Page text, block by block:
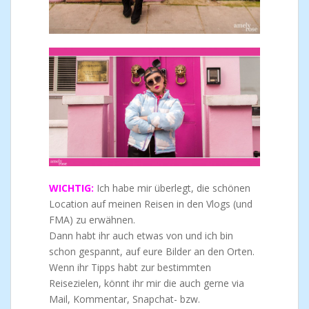
WICHTIG: Ich habe mir überlegt, die schönen
Location auf meinen Reisen in den Vlogs (und
FMA) zu erwähnen.
Dann habt ihr auch etwas von und ich bin
schon gespannt, auf eure Bilder an den Orten.
Wenn ihr Tipps habt zur bestimmten
Reisezielen, könnt ihr mir die auch gerne via
Mail, Kommentar, Snapchat- bzw.